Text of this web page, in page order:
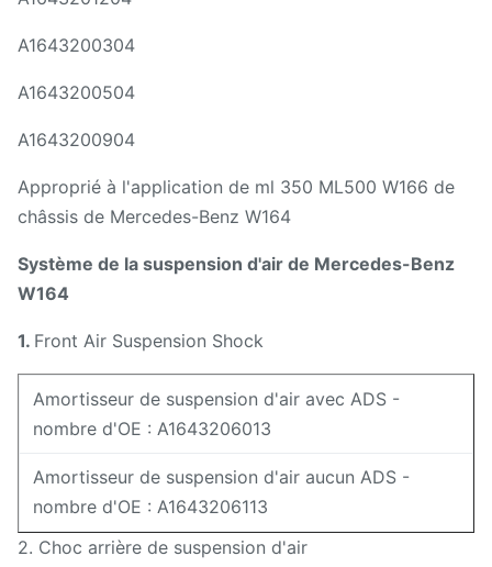
A1643200304
A1643200504
A1643200904
Approprié à l'application de ml 350 ML500 W166 de
châssis de Mercedes-Benz W164
Système de la suspension d'air de Mercedes-Benz
W164
1. Front Air Suspension Shock
Amortisseur de suspension d'air avec ADS -
nombre d'OE : A1643206013
Amortisseur de suspension d'air aucun ADS -
nombre d'OE : A1643206113
2. Choc arrière de suspension d'air